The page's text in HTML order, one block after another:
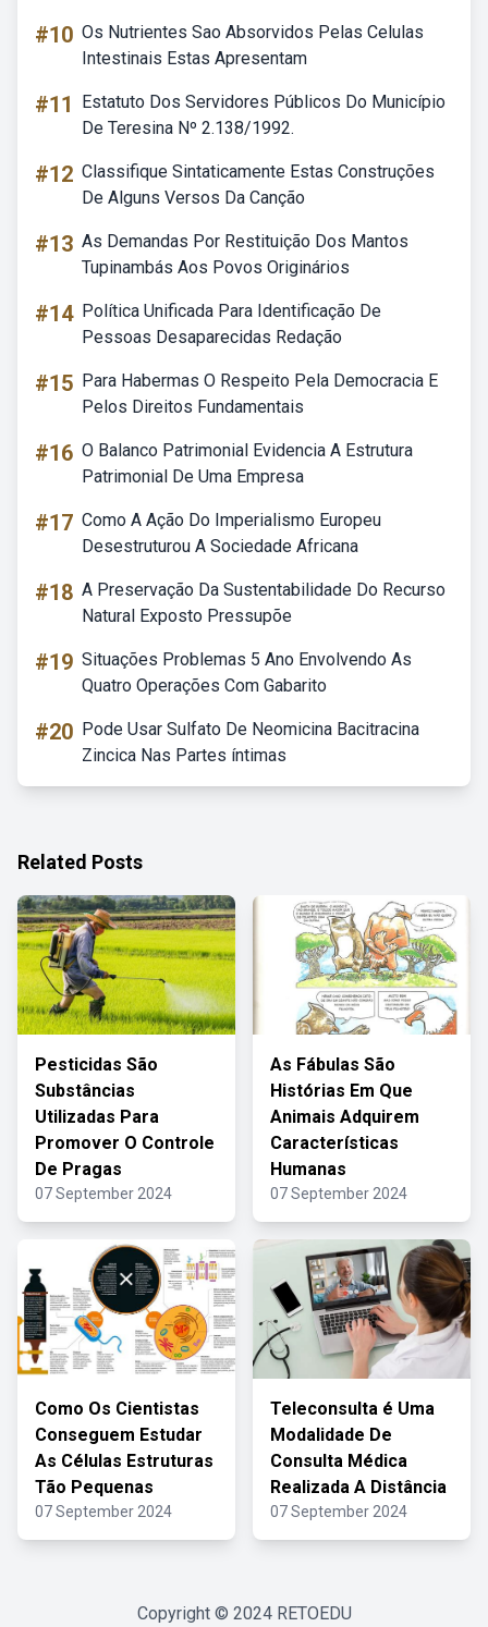
#10 Os Nutrientes Sao Absorvidos Pelas Celulas
Intestinais Estas Apresentam
#11
Estatuto Dos Servidores Públicos Do Município
De Teresina Nº 2.138/1992.
#12 Classifique Sintaticamente Estas Construções
De Alguns Versos Da Canção
#13 As Demandas Por Restituição Dos Mantos
Tupinambás Aos Povos Originários
#14 Política Unificada Para Identificação De
Pessoas Desaparecidas Redação
#15 Para Habermas O Respeito Pela Democracia E
Pelos Direitos Fundamentais
#16 O Balanco Patrimonial Evidencia A Estrutura
Patrimonial De Uma Empresa
#17 Como A Ação Do Imperialismo Europeu
Desestruturou A Sociedade Africana
#18 A Preservação Da Sustentabilidade Do Recurso
Natural Exposto Pressupõe
#19 Situações Problemas 5 Ano Envolvendo As
Quatro Operações Com Gabarito
#20 Pode Usar Sulfato De Neomicina Bacitracina
Zincica Nas Partes íntimas
Related Posts
Pesticidas São
Substâncias
Utilizadas Para
Promover O Controle
De Pragas
07 September 2024
As Fábulas São
Histórias Em Que
Animais Adquirem
Características
Humanas
07 September 2024
Como Os Cientistas
Conseguem Estudar
As Células Estruturas
Tão Pequenas
07 September 2024
Teleconsulta é Uma
Modalidade De
Consulta Médica
Realizada A Distância
07 September 2024
Copyright © 2024 RETOEDU